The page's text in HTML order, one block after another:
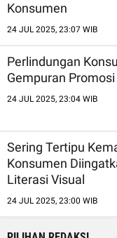
Konsumen
24 JUL 2025, 23:07 WIB
Perlindungan
Gempuran
24 JUL 2025, 23:04 WIB
Sering Tertipu
Konsumen
Literasi Visual
24 JUL 2025, 23:00 WIB